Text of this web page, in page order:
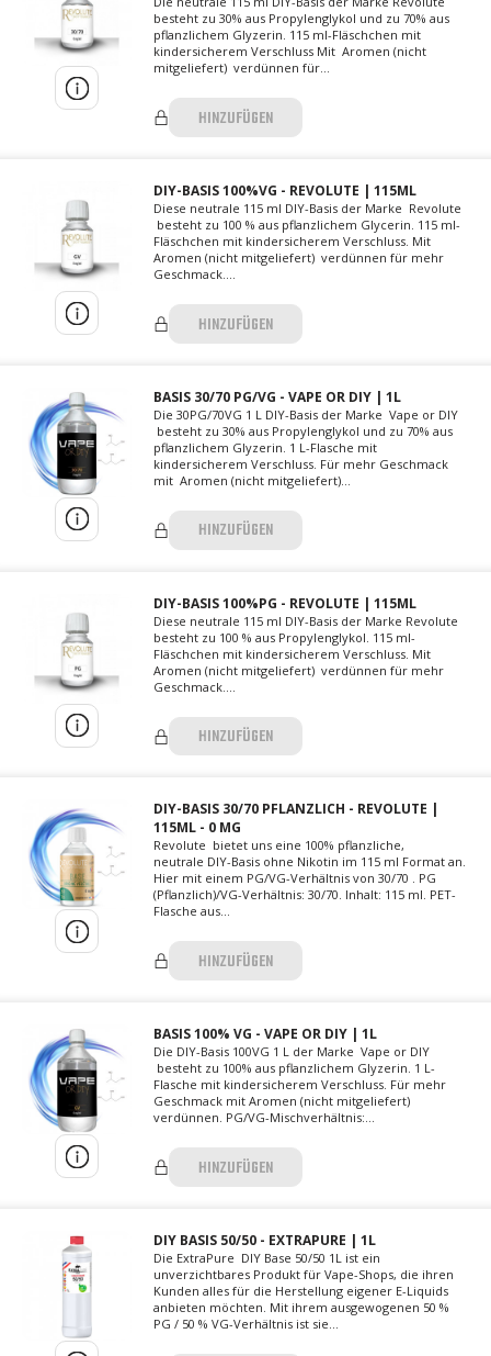
besteht zu 30% aus Propylenglykol und zu 70% aus
pflanzlichem Glyzerin. 115 ml-Fläschchen mit
kindersicherem Verschluss Mit Aromen (nicht
mitgeliefert) verdünnen für...
HINZUFÜGEN
DIY-BASIS 100%VG - REVOLUTE | 115ML
Diese neutrale 115 ml DIY-Basis der Marke Revolute
besteht zu 100 % aus pflanzlichem Glycerin. 115 ml-
Fläschchen mit kindersicherem Verschluss. Mit
Aromen (nicht mitgeliefert) verdünnen für mehr
Geschmack....
HINZUFÜGEN
BASIS 30/70 PG/VG - VAPE OR DIY | 1L
Die 30PG/70VG 1 L DIY-Basis der Marke Vape or DIY
besteht zu 30% aus Propylenglykol und zu 70% aus
pflanzlichem Glyzerin. 1 L-Flasche mit
kindersicherem Verschluss. Für mehr Geschmack
mit Aromen (nicht mitgeliefert)...
HINZUFÜGEN
DIY-BASIS 100%PG - REVOLUTE | 115ML
Diese neutrale 115 ml DIY-Basis der Marke Revolute
besteht zu 100 % aus Propylenglykol. 115 ml-
Fläschchen mit kindersicherem Verschluss. Mit
Aromen (nicht mitgeliefert) verdünnen für mehr
Geschmack....
HINZUFÜGEN
DIY-BASIS 30/70 PFLANZLICH - REVOLUTE |
115ML - 0 MG
Revolute bietet uns eine 100% pflanzliche,
neutrale DIY-Basis ohne Nikotin im 115 ml Format an.
Hier mit einem PG/VG-Verhältnis von 30/70 . PG
(Pflanzlich)/VG-Verhältnis: 30/70. Inhalt: 115 ml. PET-
Flasche aus...
HINZUFÜGEN
BASIS 100% VG - VAPE OR DIY | 1L
Die DIY-Basis 100VG 1 L der Marke Vape or DIY
besteht zu 100% aus pflanzlichem Glyzerin. 1 L-
Flasche mit kindersicherem Verschluss. Für mehr
Geschmack mit Aromen (nicht mitgeliefert)
verdünnen. PG/VG-Mischverhältnis:...
HINZUFÜGEN
DIY BASIS 50/50 - EXTRAPURE | 1L
Die ExtraPure DIY Base 50/50 1L ist ein
unverzichtbares Produkt für Vape-Shops, die ihren
Kunden alles für die Herstellung eigener E-Liquids
anbieten möchten. Mit ihrem ausgewogenen 50 %
PG / 50 % VG-Verhältnis ist sie...